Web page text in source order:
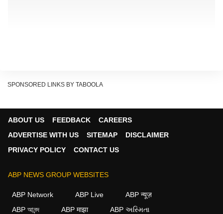
कलेजे का टुकड़ा है ये. आपलोग हमेशा देखते होंगे कि ये मुझे छोड़ने
SPONSORED LINKS BY TABOOLA
ABOUT US FEEDBACK
CAREERS
ADVERTISE WITH US
SITEMAP
DISCLAIMER
PRIVACY POLICY
CONTACT US
ABP NEWS GROUP WEBSITES
ABP Network ABP Live
ABP न्यूज़
ABP আনন্দ
ABP माझा ABP અસ્મિતા